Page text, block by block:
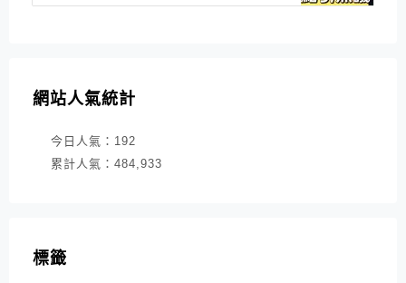
網站人氣統計
今日人氣： 192
累計人氣： 484,933
標籤